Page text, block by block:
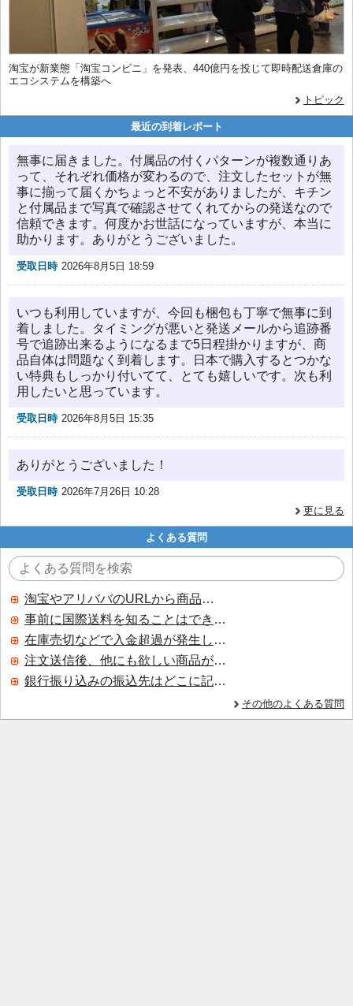
淘宝が新業態「淘宝コンビニ」を発表、440億円を投じて即時配送倉庫の
エコシステムを構築へ
トピック
最近の到着レポート
無事に届きました。付属品の付くパターンが複数通りあ
って、それぞれ価格が変わるので、注文したセットが無
事に揃って届くかちょっと不安がありましたが、キチン
と付属品まで写真で確認させてくれてからの発送なので
信頼できます。何度かお世話になっていますが、本当に
助かります。ありがとうございました。
受取日時 2026年8月5日 18:59
いつも利用していますが、今回も梱包も丁寧で無事に到
着しました。タイミングが悪いと発送メールから追跡番
号で追跡出来るようになるまで5日程掛かりますが、商
品自体は問題なく到着します。日本で購入するとつかな
い特典もしっかり付いてて、とても嬉しいです。次も利
用したいと思っています。
受取日時 2026年8月5日 15:35
ありがとうございました！
受取日時 2026年7月26日 10:28
更に見る
よくある質問
淘宝やアリババのURLから商品を探すことはできますか？
事前に国際送料を知ることはできますか？
在庫売切などで入金超過が発生した場合はいつ返金されますか？
注文送信後、他にも欲しい商品が見つかった場合、追加注文できますか？
銀行振り込みの振込先はどこに記載されていますか？
その他のよくある質問